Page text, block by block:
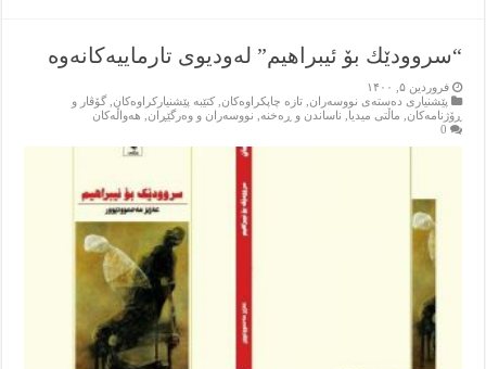
“سروودێك بۆ ئیبراهیم” له‌ودیوی تارماییه‌‌كانه‌وه‌
فروردین ۵, ۱۴۰۰
پێشنیاری ده‌سته‌ی نووسه‌ران ,تازه‌ چاپکراوه‌کان ,کتێبه‌ پێشنیارکراوه‌کان ,گۆڤار و
ڕۆژنامه‌کان
ماڵتی میدیا ناساندن و ڕه‌خنه‌ نووسه‌ران و وه‌رگێڕان
هه‌واڵه‌کان
0